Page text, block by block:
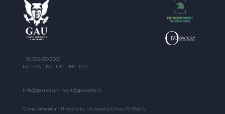
+ 90 392 650 2000
Ext:1205 - 1179 - 1187 - 1185 - 1221
info@gau.edu.tr kayit@gau.edu.tr
Girne American University, University Drive, PO Box 5,